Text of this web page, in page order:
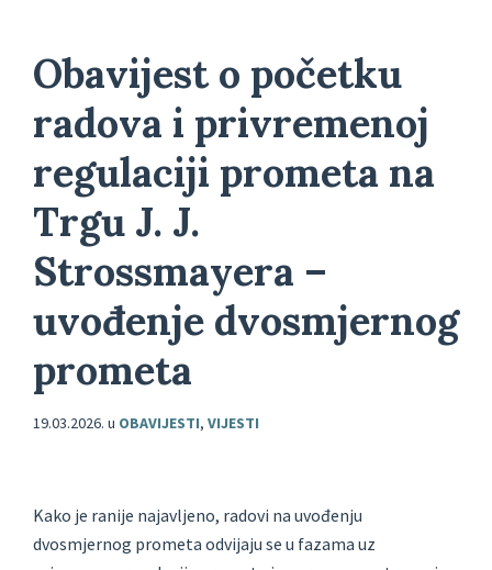
Obavijest o početku
radova i privremenoj
regulaciji prometa na
Trgu J. J.
Strossmayera –
uvođenje dvosmjernog
prometa
19.03.2026. u OBAVIJESTI, VIJESTI
Kako je ranije najavljeno, radovi na uvođenju
dvosmjernog prometa odvijaju se u fazama uz